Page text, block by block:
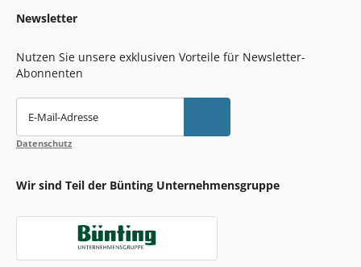
Newsletter
Nutzen Sie unsere exklusiven Vorteile für Newsletter-
Abonnenten
E-Mail-Adresse
Datenschutz
Wir sind Teil der Bünting Unternehmensgruppe